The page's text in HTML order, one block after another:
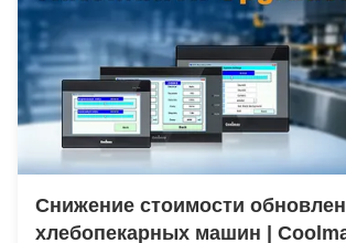
Снижение стоимости
хлебопекарных машин |